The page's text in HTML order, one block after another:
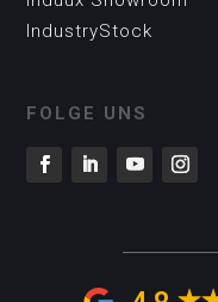
IndustryStock
FOLGE UNS